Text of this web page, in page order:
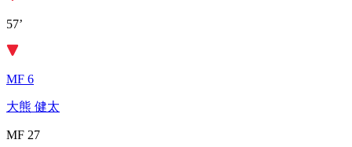
57’
MF 6
大熊 健太
MF 27